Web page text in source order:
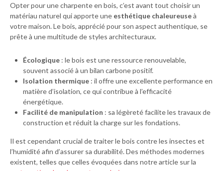
Opter pour une charpente en bois, c’est avant tout choisir un
matériau naturel qui apporte une esthétique chaleureuseà
votre maison. Le bois, apprécié pour son aspect authentique, se
prête à une multitude de styles architecturaux.
Écologique : le bois est une ressource renouvelable,
souvent associé à un bilan carbone positif.
Isolation thermique : il offre une excellente performance en
matière d’isolation, ce qui contribue à l’efficacité
énergétique.
Facilité de manipulation : sa légèreté facilite les travaux de
construction et réduit la charge sur les fondations.
Il est cependant crucial de traiter le bois contre les insectes et
l’humidité afin d’assurer sa durabilité. Des méthodes modernes
existent, telles que celles évoquées dans notre article sur la